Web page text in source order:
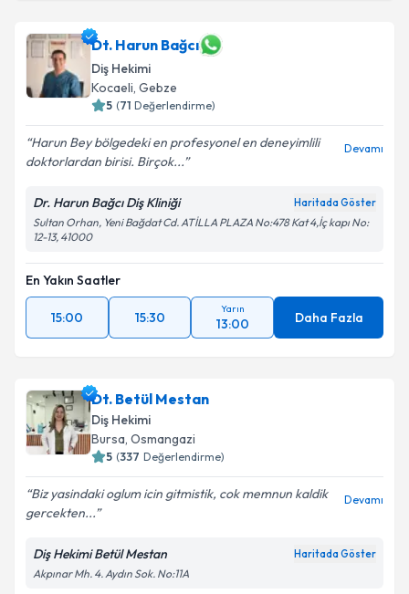
Dt. Harun Bağcı
Diş Hekimi
Kocaeli, Gebze
5 (71 Değerlendirme)
Harun Bey bölgedeki en profesyonel en deneyimlili
doktorlardan birisi. Birçok...
Devamı
Dr. Harun Bağcı Diş Kliniği Haritada Göster
Sultan Orhan, Yeni Bağdat Cd. ATİLLA PLAZA No:478 Kat 4,İç kapı No:
12-13, 41000
En Yakın Saatler
15:00 15:30
Yarın
13:00 Daha Fazla
Dt. Betül Mestan
Diş Hekimi
Bursa, Osmangazi
5 (337 Değerlendirme)
Biz yasindaki oglum icin gitmistik, cok memnun kaldik
gercekten...
Devamı
Diş Hekimi Betül Mestan Haritada Göster
Akpınar Mh. 4. Aydın Sok. No:11A